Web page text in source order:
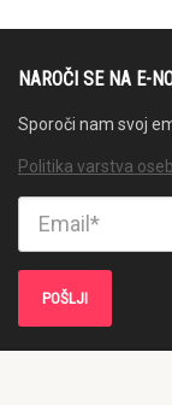
NAROČI SE NA E-
Sporoči nam svoj
Politika varstva